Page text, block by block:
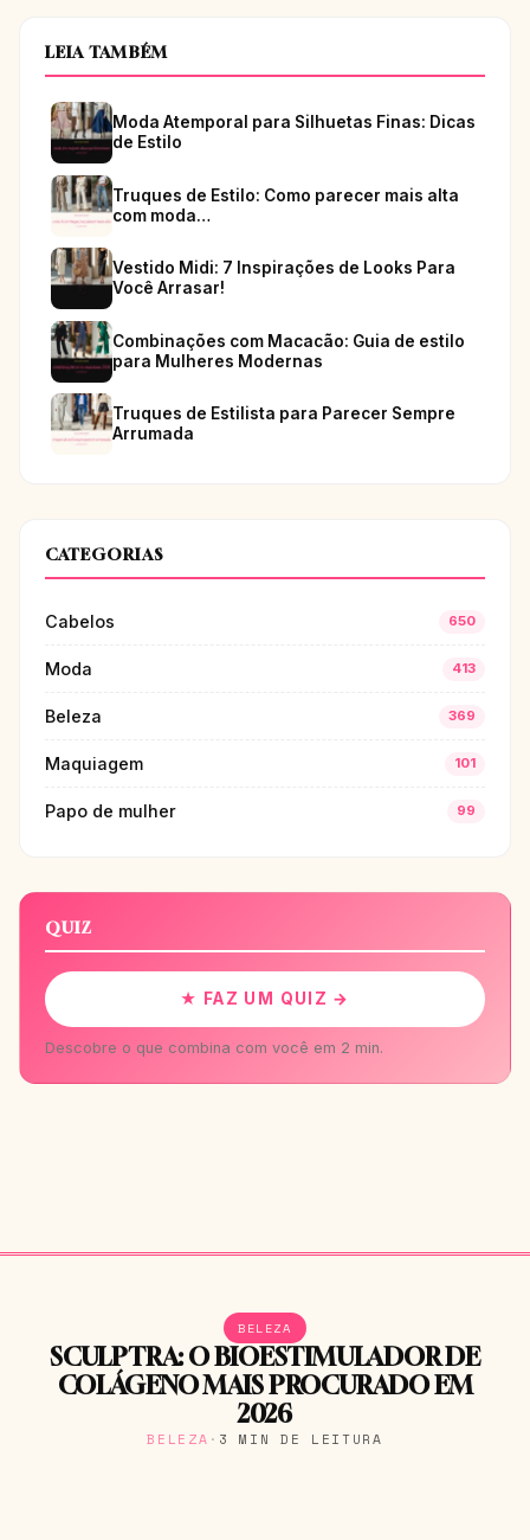
LEIA TAMBÉM
Moda Atemporal para Silhuetas Finas: Dicas
de Estilo
Truques de Estilo: Como parecer mais alta
com moda…
Vestido Midi: 7 Inspirações de Looks Para
Você Arrasar!
Combinações com Macacão: Guia de estilo
para Mulheres Modernas
Truques de Estilista para Parecer Sempre
Arrumada
CATEGORIAS
Cabelos 650
Moda 413
Beleza 369
Maquiagem 101
Papo de mulher 99
QUIZ
★ FAZ UM QUIZ →
Descobre o que combina com você em 2 min.
BELEZA
SCULPTRA: O BIOESTIMULADOR DE
COLÁGENO MAIS PROCURADO EM
2026
BELEZA · 3 MIN DE LEITURA